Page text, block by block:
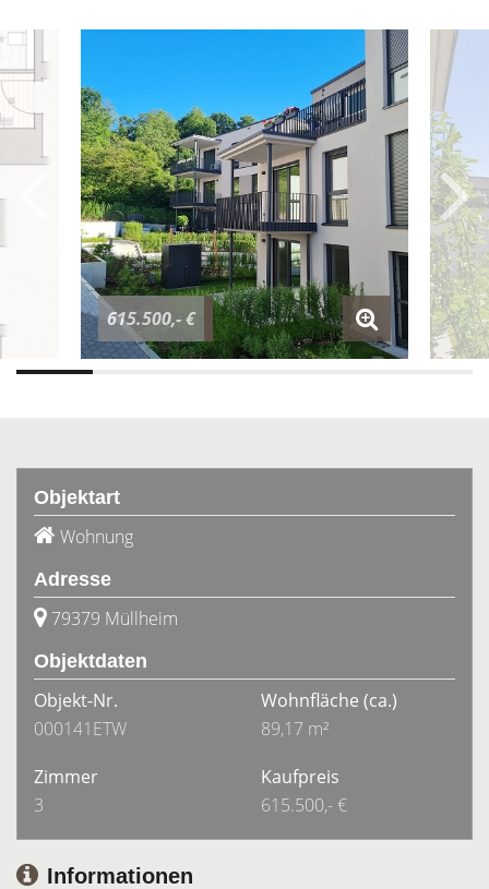
615.500,- €
Objektart
Wohnung
Adresse
79379 Müllheim
Objektdaten
Objekt-Nr.
000141ETW
Wohnfläche (ca.)
89,17 m²
Zimmer
3
Kaufpreis
615.500,- €
Informationen